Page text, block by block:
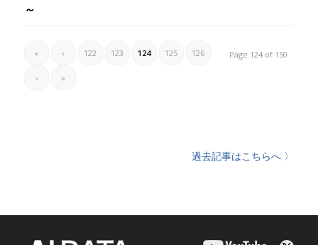
～
Page 124 of 150
« ‹ 122 123 124 125 126
› »
過去記事はこちらへ 〉